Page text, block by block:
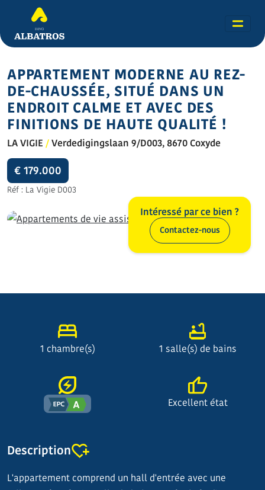
APPARTEMENT MODERNE AU REZ-
DE-CHAUSSÉE, SITUÉ DANS UN
ENDROIT CALME ET AVEC DES
FINITIONS DE HAUTE QUALITÉ !
LA VIGIE /Verdedigingslaan 9/D003, 8670 Coxyde
€ 179.000
Réf : La Vigie D003
Toutes les photos (22)
Intéressé par ce bien ?
Contactez-nous
Description
L'appartement comprend un hall d'entrée avec une
1 chambre(s) 1 salle(s) de bains
Excellent état